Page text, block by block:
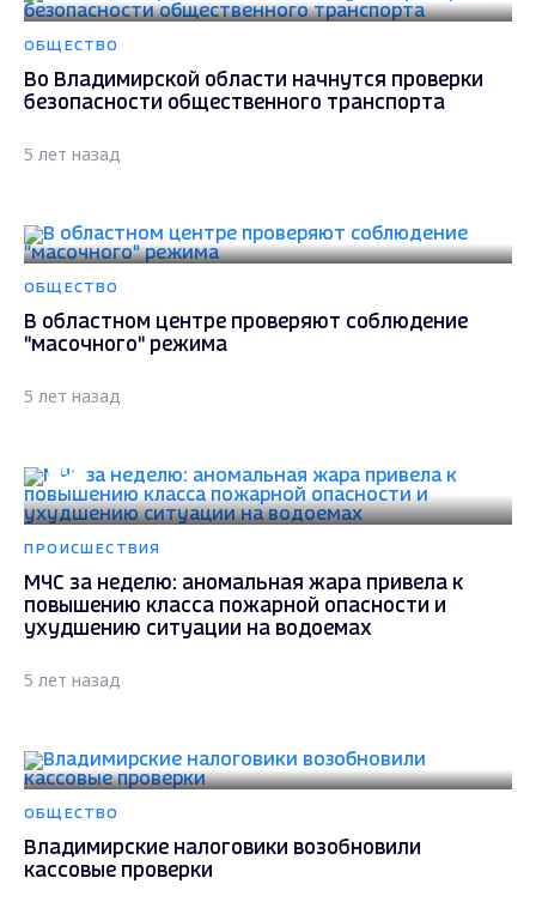
ОБЩЕСТВО
Во Владимирской области начнутся проверки
безопасности общественного транспорта
5 лет назад
ОБЩЕСТВО
В областном центре проверяют соблюдение
"масочного" режима
5 лет назад
ПРОИСШЕСТВИЯ
МЧС за неделю: аномальная жара привела к
повышению класса пожарной опасности и
ухудшению ситуации на водоемах
5 лет назад
ОБЩЕСТВО
Владимирские налоговики возобновили
кассовые проверки